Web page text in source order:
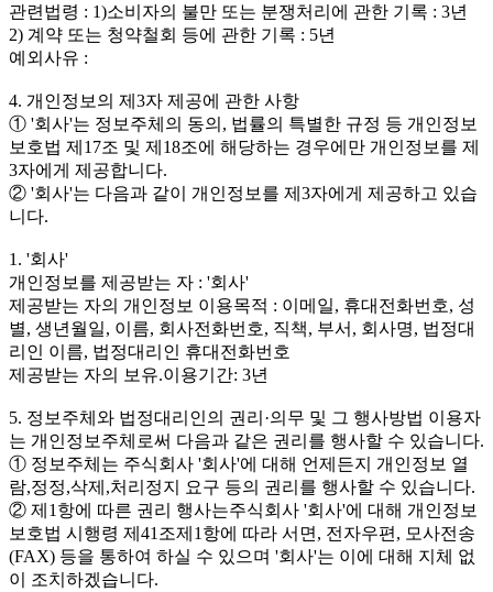
관련법령 : 1)소비자의 불만 또는 분쟁처리에 관한 기록 : 3년
2) 계약 또는 청약철회 등에 관한 기록 : 5년
예외사유 :
4. 개인정보의 제3자 제공에 관한 사항
① '회사'는 정보주체의 동의, 법률의 특별한 규정 등 개인정보
보호법 제17조 및 제18조에 해당하는 경우에만 개인정보를 제
3자에게 제공합니다.
② '회사'는 다음과 같이 개인정보를 제3자에게 제공하고 있습
니다.
1. '회사'
개인정보를 제공받는 자 : '회사'
제공받는 자의 개인정보 이용목적 : 이메일, 휴대전화번호, 성
별, 생년월일, 이름, 회사전화번호, 직책, 부서, 회사명, 법정대
리인 이름, 법정대리인 휴대전화번호
제공받는 자의 보유.이용기간: 3년
5. 정보주체와 법정대리인의 권리·의무 및 그 행사방법 이용자
는 개인정보주체로써 다음과 같은 권리를 행사할 수 있습니다.
① 정보주체는 주식회사 '회사'에 대해 언제든지 개인정보 열
람,정정,삭제,처리정지 요구 등의 권리를 행사할 수 있습니다.
② 제1항에 따른 권리 행사는주식회사 '회사'에 대해 개인정보
보호법 시행령 제41조제1항에 따라 서면, 전자우편, 모사전송
(FAX) 등을 통하여 하실 수 있으며 '회사'는 이에 대해 지체 없
이 조치하겠습니다.